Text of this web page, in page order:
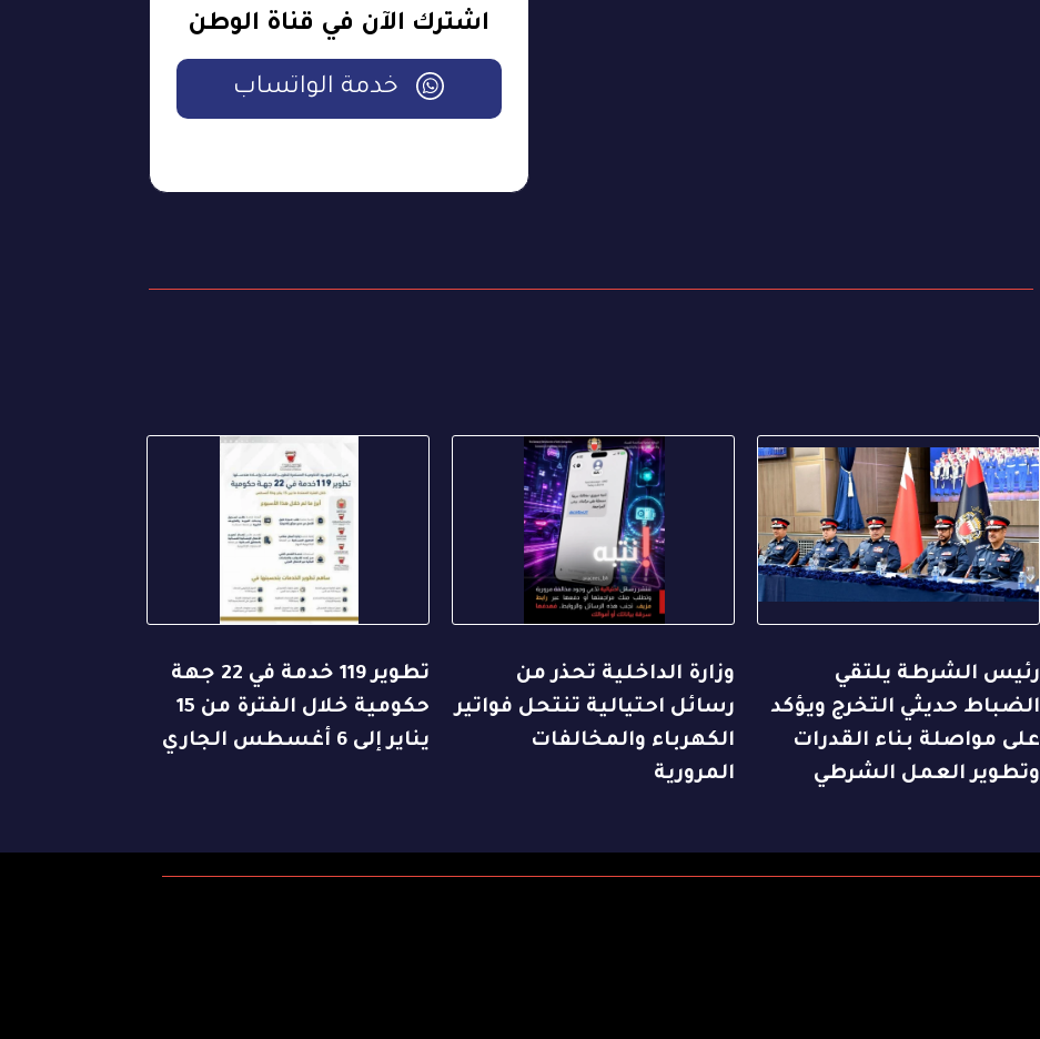
اشترك الآن في قناة الوطن
خدمة الواتساب
رئيس الشرطة يلتقي
الضباط حديثي التخرج ويؤكد
على مواصلة بناء القدرات
وتطوير العمل الشرطي
وزارة الداخلية تحذر من
رسائل احتيالية تنتحل فواتير
الكهرباء والمخالفات
المرورية
تطوير 119 خدمة في 22 جهة
حكومية خلال الفترة من 15
يناير إلى 6 أغسطس الجاري